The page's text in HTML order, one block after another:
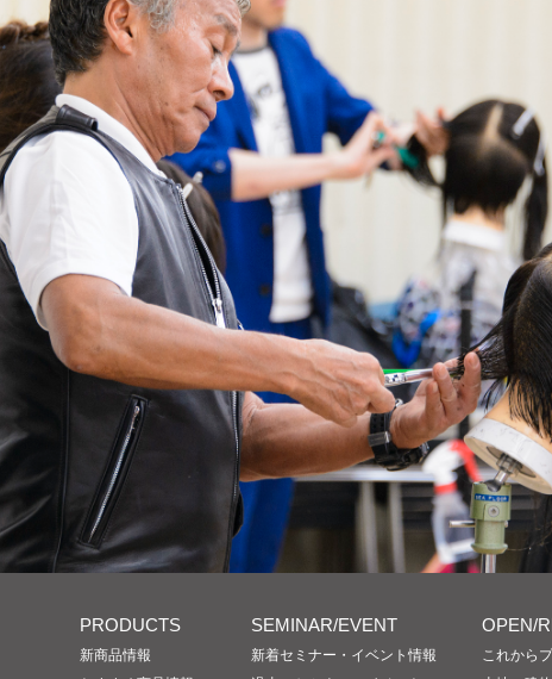
PRODUCTS
新商品情報
SEMINAR/EVENT
新着セミナー・イベント情報
OPEN/
これから